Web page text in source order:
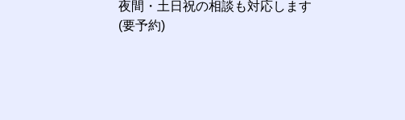
夜間・土日祝の相談も対応します
(要予約)